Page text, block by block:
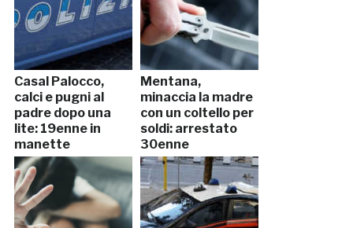
Casal Palocco,
calci e pugni al
padre dopo una
lite: 19enne in
manette
Mentana,
minaccia la madre
con un coltello per
soldi: arrestato
30enne